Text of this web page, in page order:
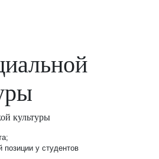
культуры
позиции у студентов